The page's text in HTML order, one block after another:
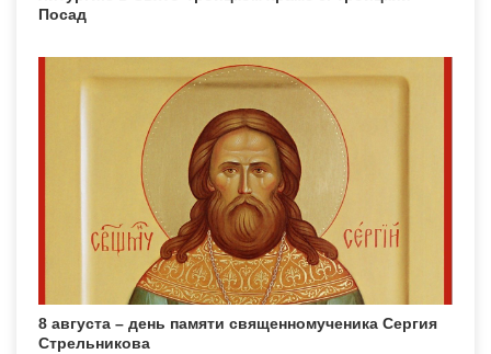
Посад
8 августа – день памяти священномученика Сергия
Стрельникова